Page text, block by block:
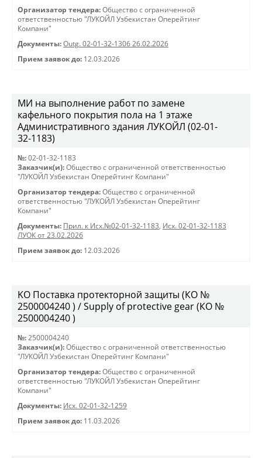
Организатор тендера: Общество с ограниченной
ответственностью "ЛУКОЙЛ Узбекистан Оперейтинг
Компани"
Документы: Outg. 02-01-32-1306 26.02.2026
Прием заявок до: 12.03.2026
МИ на выполнение работ по замене
кафельного покрытия пола на 1 этаже
Административного здания ЛУКОЙЛ (02-01-
32-1183)
№: 02-01-32-1183
Заказчик(и): Общество с ограниченной ответственностью
"ЛУКОЙЛ Узбекистан Оперейтинг Компани"
Организатор тендера: Общество с ограниченной
ответственностью "ЛУКОЙЛ Узбекистан Оперейтинг
Компани"
Документы: Прил. к Исх.№02-01-32-1183, Исх. 02-01-32-1183
ЛУОК от 23.02.2026
Прием заявок до: 12.03.2026
KO Поставка протекторной защиты (КО №
2500004240 ) / Supply of protective gear (КО №
2500004240 )
№: 2500004240
Заказчик(и): Общество с ограниченной ответственностью
"ЛУКОЙЛ Узбекистан Оперейтинг Компани"
Организатор тендера: Общество с ограниченной
ответственностью "ЛУКОЙЛ Узбекистан Оперейтинг
Компани"
Документы: Исх. 02-01-32-1259
Прием заявок до: 11.03.2026